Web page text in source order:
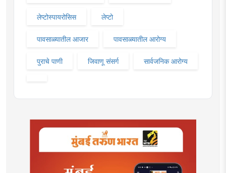
लेप्टोस्पायरोसिस लेप्टो
पावसाळ्यातील आजार पावसाळ्यातील आरोग्य
पुराचे पाणी जिवाणू संसर्ग सार्वजनिक आरोग्य